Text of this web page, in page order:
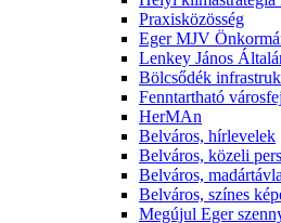
Praxisközösség
Eger MJV
Lenkey János
Bölcsődék
Fenntartható
HerMAn
Belváros, hírlevelek
Belváros, közeli
Belváros,
Belváros, színes
Megújul Eger